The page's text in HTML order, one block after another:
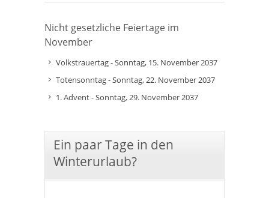
Nicht gesetzliche Feiertage im
November
Volkstrauertag - Sonntag, 15. November 2037
Totensonntag - Sonntag, 22. November 2037
1. Advent - Sonntag, 29. November 2037
Ein paar Tage in den
Winterurlaub?